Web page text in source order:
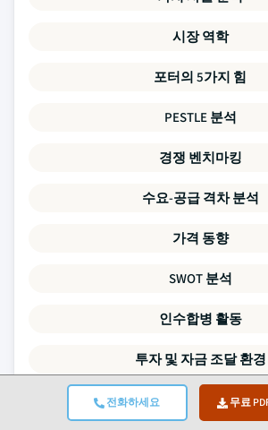
전화하세요 무료
시장 역학
포터의 5가지 힘
PESTLE 분석
경쟁 벤치마킹
수요-공급 격차 분석
가격 동향
SWOT 분석
인수합병 활동
투자 및 자금 조달 환경
기업 프로파일